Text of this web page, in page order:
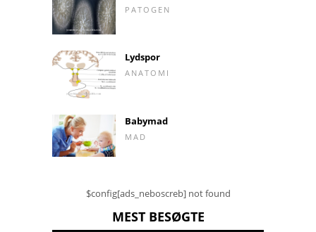
PATOGEN
Lydspor
ANATOMI
Babymad
MAD
$config[ads_neboscreb] not found
MEST BESØGTE